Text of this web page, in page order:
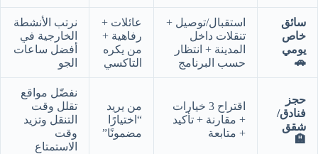
سائق
خاص
يومي
🚗
استقبال/توصيل +
تنقلات داخل
المدينة + انتظار
حسب البرنامج
عائلات +
رفاهية +
من يكره
التاكسي
نرتب الأنشطة
الخارجية في
أفضل ساعات
الجو
حجز
فنادق/
شقق
🏨
اقتراح 3 خيارات
+ مقارنة + تأكيد
+ متابعة
من يريد
“اختيارًا
مضمونًا”
نفضّل مواقع
تقلل وقت
التنقل وتزيد
وقت
الاستمتاع